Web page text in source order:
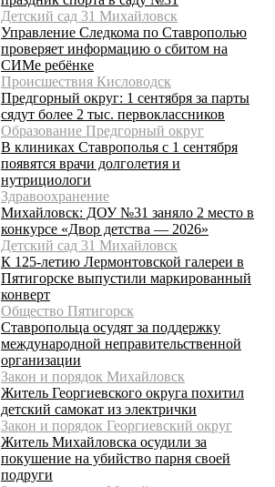
Детский сад 31 Михайловск
Управление Следкома по Ставрополью
проверяет информацию о сбитом на
СИМе ребёнке
Происшествия Кисловодск
Предгорный округ: 1 сентября за парты
сядут более 2 тыс. первоклассников
Образование Предгорный округ
В клиниках Ставрополья с 1 сентября
появятся врачи долголетия и
нутрициологи
Здравоохранение
Михайловск: ДОУ №31 заняло 2 место в
конкурсе «Двор детства — 2026»
Детский сад 31 Михайловск
К 125-летию Лермонтовской галереи в
Пятигорске выпустили маркированный
конверт
Общество Пятигорск
Ставропольца осудят за поддержку
международной неправительственной
организации
Закон и порядок Михайловск
Житель Георгиевского округа похитил
детский самокат из электрички
Закон и порядок Георгиевский округ
Житель Михайловска осудили за
покушение на убийство парня своей
подруги